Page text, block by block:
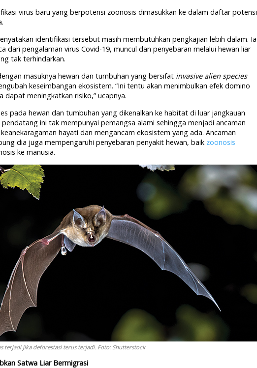
virus baru yang berpotensi zoonosis dimasukkan ke dalam daftar potensi
identifikasi tersebut masih membutuhkan pengkajian lebih dalam. Ia
dari pengalaman virus Covid-19, muncul dan penyebaran melalui hewan liar
tak terhindarkan.
masuknya hewan dan tumbuhan yang bersifat invasive alien species
keseimbangan ekosistem. “Ini tentu akan menimbulkan efek domino
dapat meningkatkan risiko,” ucapnya.
pada hewan dan tumbuhan yang dikenalkan ke habitat di luar jangkauan
pendatang ini tak mempunyai pemangsa alami sehingga menjadi ancaman
hayati dan mengancam ekosistem yang ada. Ancaman
dia juga mempengaruhi penyebaran penyakit hewan, baik zoonosis
ke manusia.
terjadi jika deforestasi terus terjadi. Foto: Shutterstock
Satwa Liar Bermigrasi